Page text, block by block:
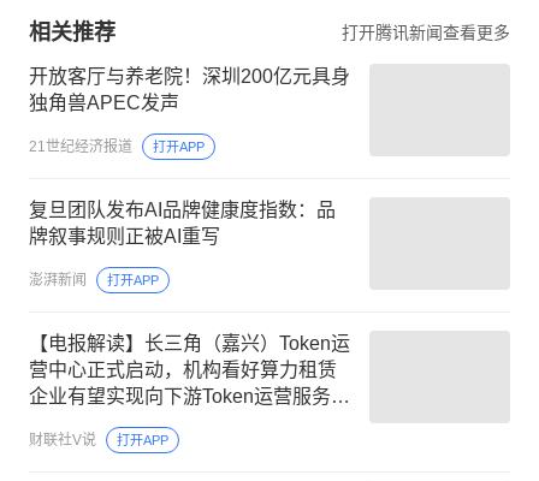
相关推荐 打开腾讯新闻查看更多
开放客厅与养老院！深圳200亿元具身
独角兽APEC发声
21世纪经济报道 打开APP
复旦团队发布AI品牌健康度指数：品
牌叙事规则正被AI重写
澎湃新闻 打开APP
【电报解读】长三角（嘉兴）Token运
营中心正式启动，机构看好算力租赁
企业有望实现向下游Token运营服务的
战略性延伸，这家公司已验收供应商
交付的算力服务器对应算力规模约5万
财联社V说 打开APP